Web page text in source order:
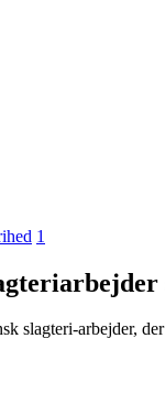
1
slagteri-arbejder,